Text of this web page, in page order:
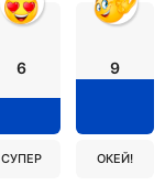
6
СУПЕР
9
ОКЕЙ!